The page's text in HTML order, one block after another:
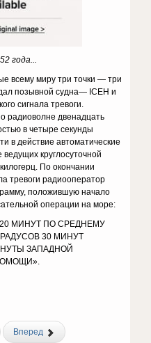
года...
всему миру три точки — три
позывной судна— ICEH и
сигнала тревоги.
радиоволне двенадцать
в четыре секунды
в действие автоматические
ведущих круглосуточной
По окончании
тревоги радиооператор
положившую начало
операции на море:
20 МИНУТ ПО СРЕДНЕМУ
30 МИНУТ
ЗАПАДНОЙ
Вперед